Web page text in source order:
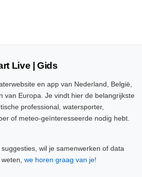
Live | Gids
en app van Nederland, België,
van Europa. Je vindt hier de belangrijkste
professional, watersporter,
of meteo-geïnteresseerde nodig hebt.
wil je samenwerken of data
we horen graag van je!